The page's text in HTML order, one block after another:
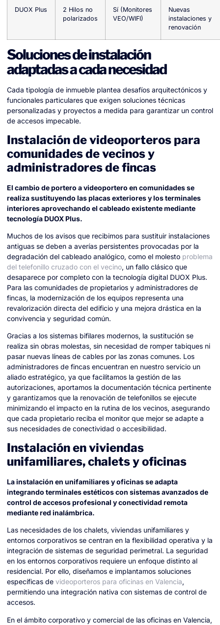
DUOX Plus
2 Hilos no
polarizados
Sí (Monitores
VEO/WIFI)
Nuevas
instalaciones y
renovación
Soluciones de instalación
adaptadas a cada necesidad
Cada tipología de inmueble plantea desafíos arquitectónicos y
funcionales particulares que exigen soluciones técnicas
personalizadas y proyectos a medida para garantizar un control
de accesos impecable.
Instalación de videoporteros para
comunidades de vecinos y
administradores de fincas
El cambio de portero a videoportero en comunidades se
realiza sustituyendo las placas exteriores y los terminales
interiores aprovechando el cableado existente mediante
tecnología DUOX Plus.
Muchos de los avisos que recibimos para sustituir instalaciones
antiguas se deben a averías persistentes provocadas por la
degradación del cableado analógico, como el molesto problema
del telefonillo cruzado con el vecino, un fallo clásico que
desaparece por completo con la tecnología digital DUOX Plus.
Para las comunidades de propietarios y administradores de
fincas, la modernización de los equipos representa una
revalorización directa del edificio y una mejora drástica en la
convivencia y seguridad común.
Gracias a los sistemas bifilares modernos, la sustitución se
realiza sin obras molestas, sin necesidad de romper tabiques ni
pasar nuevas líneas de cables por las zonas comunes. Los
administradores de fincas encuentran en nuestro servicio un
aliado estratégico, ya que facilitamos la gestión de las
autorizaciones, aportamos la documentación técnica pertinente
y garantizamos que la renovación de telefonillos se ejecute
minimizando el impacto en la rutina de los vecinos, asegurando
que cada propietario reciba el monitor que mejor se adapte a
sus necesidades de conectividad o accesibilidad.
Instalación en viviendas
unifamiliares, chalets y oficinas
La instalación en unifamiliares y oficinas se adapta
integrando terminales estéticos con sistemas avanzados de
control de accesos profesional y conectividad remota
mediante red inalámbrica.
Las necesidades de los chalets, viviendas unifamiliares y
entornos corporativos se centran en la flexibilidad operativa y la
integración de sistemas de seguridad perimetral. La seguridad
en los entornos corporativos requiere un enfoque distinto al
residencial. Por ello, diseñamos e implantamos soluciones
específicas de videoporteros para oficinas en Valencia,
permitiendo una integración nativa con sistemas de control de
accesos.
En el ámbito corporativo y comercial de las oficinas en Valencia,